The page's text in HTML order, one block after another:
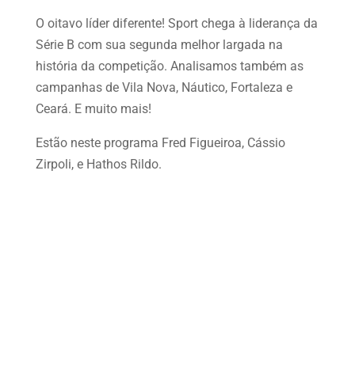
O oitavo líder diferente! Sport chega à liderança da
Série B com sua segunda melhor largada na
história da competição. Analisamos também as
campanhas de Vila Nova, Náutico, Fortaleza e
Ceará. E muito mais!
Estão neste programa Fred Figueiroa, Cássio
Zirpoli, e Hathos Rildo.